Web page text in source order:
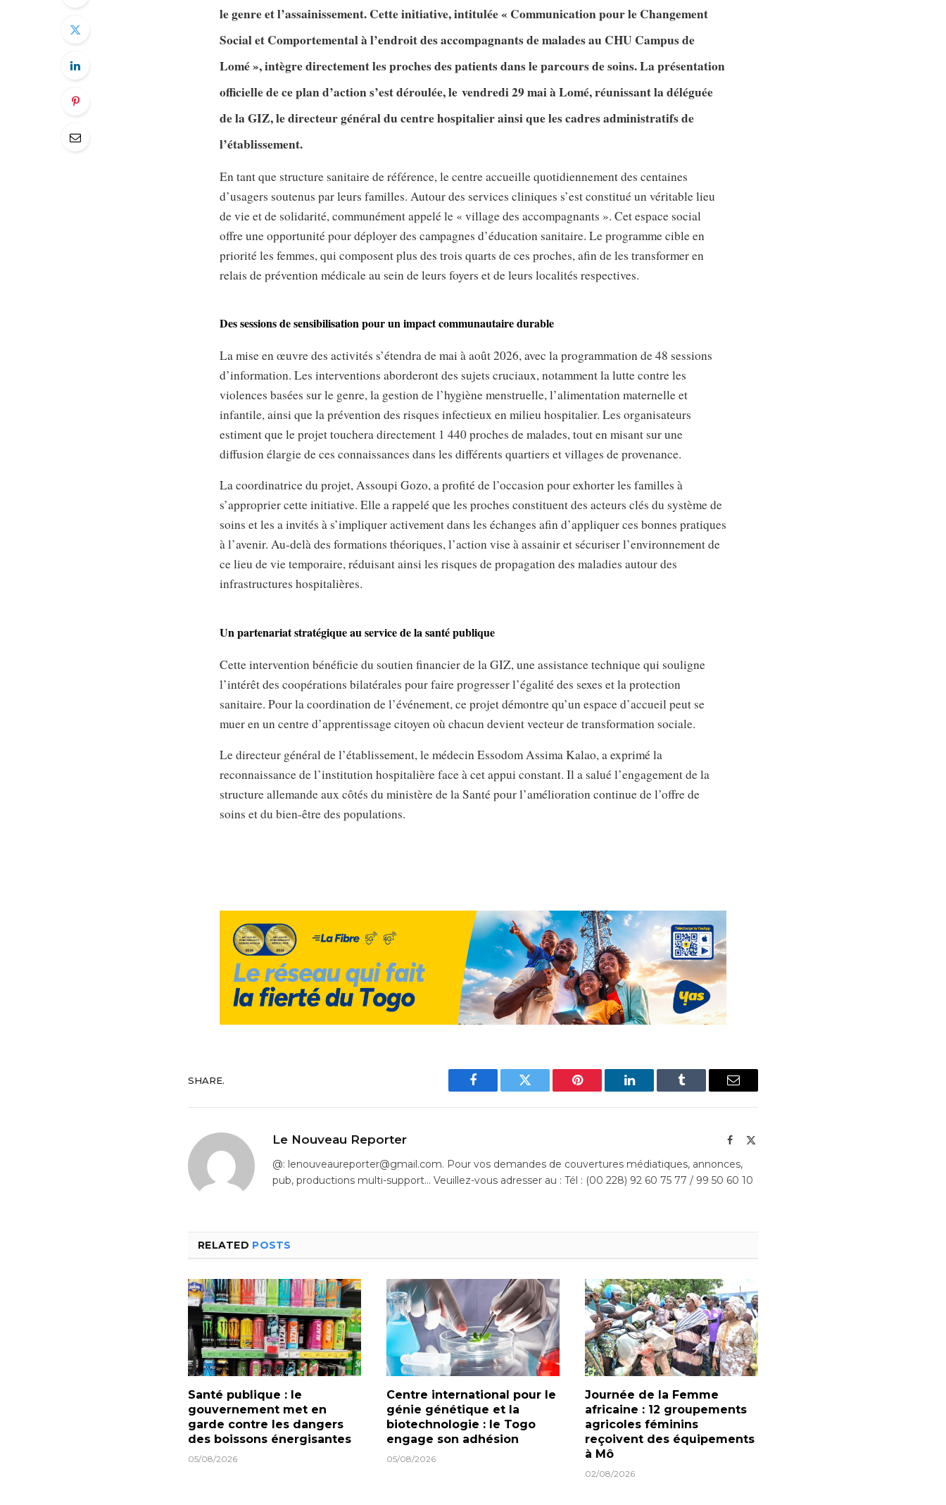
le genre et l’assainissement. Cette initiative, intitulée « Communication pour le Changement
Social et Comportemental à l’endroit des accompagnants de malades au CHU Campus de
Lomé », intègre directement les proches des patients dans le parcours de soins. La présentation
officielle de ce plan d’action s’est déroulée, le vendredi 29 mai à Lomé, réunissant la déléguée
de la GIZ, le directeur général du centre hospitalier ainsi que les cadres administratifs de
l’établissement.
En tant que structure sanitaire de référence, le centre accueille quotidiennement des centaines
d’usagers soutenus par leurs familles. Autour des services cliniques s’est constitué un véritable lieu
de vie et de solidarité, communément appelé le « village des accompagnants ». Cet espace social
offre une opportunité pour déployer des campagnes d’éducation sanitaire. Le programme cible en
priorité les femmes, qui composent plus des trois quarts de ces proches, afin de les transformer en
relais de prévention médicale au sein de leurs foyers et de leurs localités respectives.
Des sessions de sensibilisation pour un impact communautaire durable
La mise en œuvre des activités s’étendra de mai à août 2026, avec la programmation de 48 sessions
d’information. Les interventions aborderont des sujets cruciaux, notamment la lutte contre les
violences basées sur le genre, la gestion de l’hygiène menstruelle, l’alimentation maternelle et
infantile, ainsi que la prévention des risques infectieux en milieu hospitalier. Les organisateurs
estiment que le projet touchera directement 1 440 proches de malades, tout en misant sur une
diffusion élargie de ces connaissances dans les différents quartiers et villages de provenance.
La coordinatrice du projet, Assoupi Gozo, a profité de l’occasion pour exhorter les familles à
s’approprier cette initiative. Elle a rappelé que les proches constituent des acteurs clés du système de
soins et les a invités à s’impliquer activement dans les échanges afin d’appliquer ces bonnes pratiques
à l’avenir. Au-delà des formations théoriques, l’action vise à assainir et sécuriser l’environnement de
ce lieu de vie temporaire, réduisant ainsi les risques de propagation des maladies autour des
infrastructures hospitalières.
Un partenariat stratégique au service de la santé publique
Cette intervention bénéficie du soutien financier de la GIZ, une assistance technique qui souligne
l’intérêt des coopérations bilatérales pour faire progresser l’égalité des sexes et la protection
sanitaire. Pour la coordination de l’événement, ce projet démontre qu’un espace d’accueil peut se
muer en un centre d’apprentissage citoyen où chacun devient vecteur de transformation sociale.
Le directeur général de l’établissement, le médecin Essodom Assima Kalao, a exprimé la
reconnaissance de l’institution hospitalière face à cet appui constant. Il a salué l’engagement de la
structure allemande aux côtés du ministère de la Santé pour l’amélioration continue de l’offre de
soins et du bien-être des populations.
SHARE.
Facebook Twitter Pinterest LinkedIn Tumblr Email
Le Nouveau Reporter Facebook
@: lenouveaureporter@gmail.com. Pour vos demandes de couvertures médiatiques, annonces,
pub, productions multi-support… Veuillez-vous adresser au : Tél : (00 228) 92 60 75 77 / 99 50 60 10
RELATED POSTS
Santé publique : le
gouvernement met en
garde contre les dangers
des boissons énergisantes
05/08/2026
Centre international pour le
génie génétique et la
biotechnologie : le Togo
engage son adhésion
05/08/2026
Journée de la Femme
africaine : 12 groupements
agricoles féminins
reçoivent des équipements
à Mô
02/08/2026